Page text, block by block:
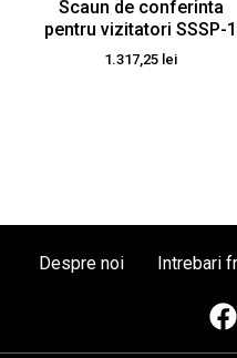
Scaun de conferinta
pentru vizitatori SSSP-1
1.317,25 lei
Despre noi Intrebari
F